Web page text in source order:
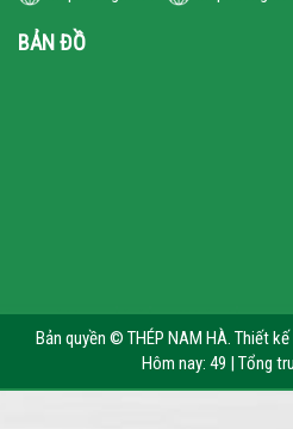
BẢN ĐỒ
Bản quyền © THÉP NAM HÀ. Thiết kế
Hôm nay: 49 | Tổng